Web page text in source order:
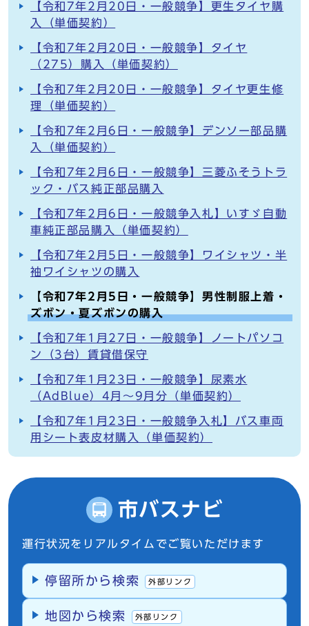
【令和7年2月20日・一般競争】更生タイヤ購
入（単価契約）
【令和7年2月20日・一般競争】タイヤ
（275）購入（単価契約）
【令和7年2月20日・一般競争】タイヤ更生修
理（単価契約）
【令和7年2月6日・一般競争】デンソー部品購
入（単価契約）
【令和7年2月6日・一般競争】三菱ふそうトラ
ック・バス純正部品購入
【令和7年2月6日・一般競争入札】いすゞ自動
車純正部品購入（単価契約）
【令和7年2月5日・一般競争】ワイシャツ・半
袖ワイシャツの購入
【令和7年2月5日・一般競争】男性制服上着・
ズボン・夏ズボンの購入
【令和7年1月27日・一般競争】ノートパソコ
ン（3台）賃貸借保守
【令和7年1月23日・一般競争】尿素水
（AdBlue）4月～9月分（単価契約）
【令和7年1月23日・一般競争入札】バス車両
用シート表皮材購入（単価契約）
市バスナビ
運行状況をリアルタイムでご覧いただけます
停留所から検索 外部リンク
地図から検索 外部リンク